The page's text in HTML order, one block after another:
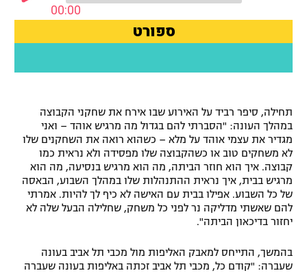
תחילה, סיפר רביד על האירוע שבו אירח את שחקני הקבוצה
במהלך העונה: "הסברתי להם בגדול מה מרגיש אוהד – ואני
מגדיר את עצמי אוהד על מלא – כשהוא רואה את השחקנים שלו
לא משחקים טוב או כשהקבוצה שלו מפסידה ולא נראית כמו
קבוצה. איך הוא חוזר הביתה, מה הוא מרגיש בנסיעה, מה הוא
מרגיש בבית, איך נראית ההתנהלות שלו במהלך השבוע, הבאסה
של כל השבוע. אפילו בבית עם האישה לא כיף לך להיות. אמרתי
להם שאשתי מדליקה נר לפני כל משחק, שחלילה הבעל שלה לא
יחזור בדיכאון הביתה".
בהמשך, התייחס למאבק האליפות מול מכבי תל אביב בעונה
שעברה: "קודם כל, מכבי תל אביב זכתה באליפות בעונה שעברה